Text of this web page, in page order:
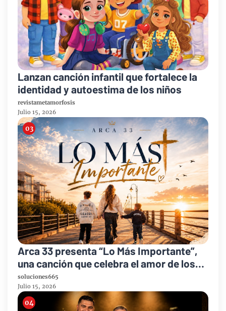
Lanzan canción infantil que fortalece la
identidad y autoestima de los niños
revistametamorfosis
Julio 15, 2026
Arca 33 presenta “Lo Más Importante”,
una canción que celebra el amor de los
padres y el legado de la fe
soluciones665
Julio 15, 2026